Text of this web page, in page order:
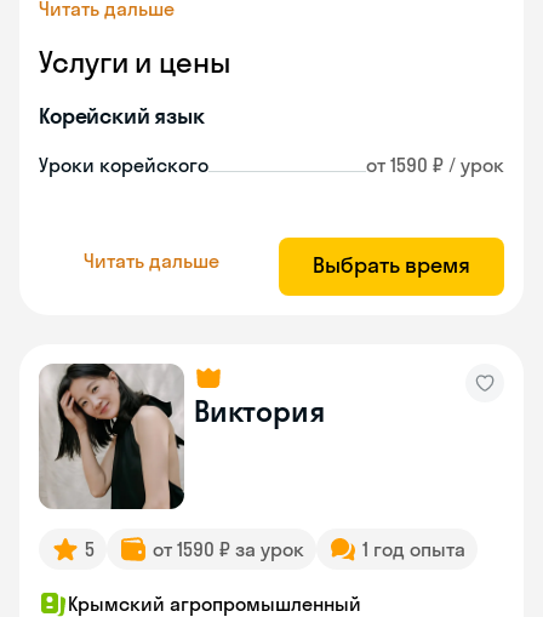
Читать дальше
Услуги и цены
Корейский язык
Уроки корейского от 1590 ₽ / урок
Читать дальше Выбрать время
Виктория
5 от 1590 ₽ за урок 1 год опыта
Крымский агропромышленный